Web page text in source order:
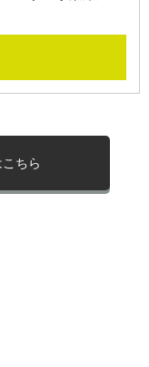
ちら